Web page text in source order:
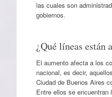
las cuales son
gobiernos.
¿Qué líneas están
El aumento afecta a los
nacional, es decir,
Ciudad de Buenos Aires
Entre ellos se encuentran